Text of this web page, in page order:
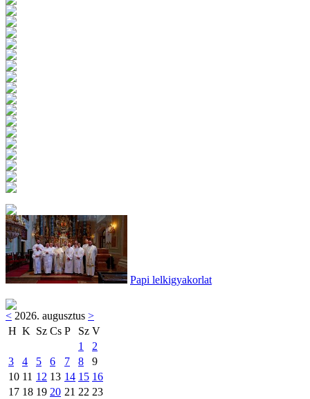
Papi lelkigyakorlat
< 2026. augusztus >
H K Sz Cs P Sz V
1
2
3
4 5 6 7 8
9
10 11 12 13 14 15 16
17 18 19 20 21 22 23